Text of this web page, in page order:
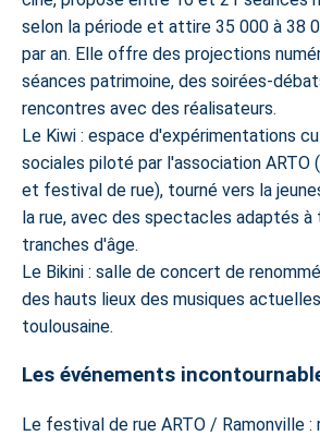
selon la période et attire 35 000 à 38
par an. Elle offre des projections
séances patrimoine, des soirées-
rencontres avec des réalisateurs.
Le Kiwi : espace d'expérimentations
sociales piloté par l'association ARTO
et festival de rue), tourné vers la
la rue, avec des spectacles adaptés
tranches d'âge.
Le Bikini : salle de concert de
des hauts lieux des musiques
toulousaine.
Les événements
Le festival de rue ARTO / Ramonville :